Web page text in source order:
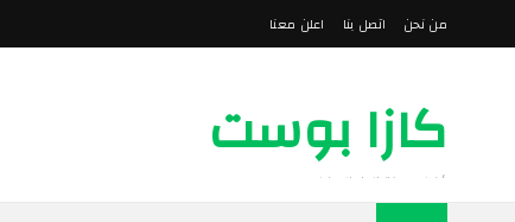
من نحن اتصل بنا اعلن معنا
كازا بوست
أخبار مدينة الدار البيضاء